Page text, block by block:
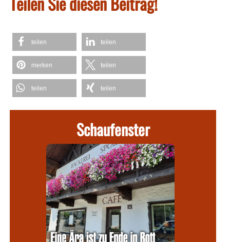
teilen teilen
merken teilen
teilen teilen
Schaufenster